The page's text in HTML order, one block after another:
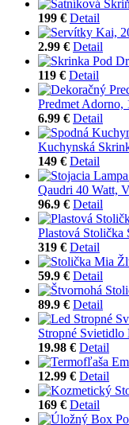
199 € Detail
2.99 € Detail
119 € Detail
Predmet Adorno,
6.99 € Detail
Kuchynská
149 € Detail
Qaudri 40 Watt,
96.9 € Detail
Plastová Stolička
319 € Detail
59.9 € Detail
89.9 € Detail
Stropné Svietidlo
19.98 € Detail
12.99 € Detail
169 € Detail